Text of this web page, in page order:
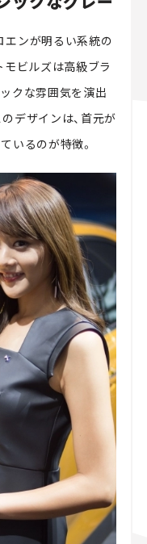
ンが明るい系統の
モビルズは高級ブラ
クな雰囲気を演出
デザインは、首元が
いるのが特徴。